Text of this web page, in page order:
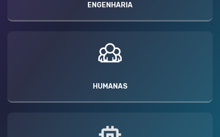
ENGENHARIA
HUMANAS